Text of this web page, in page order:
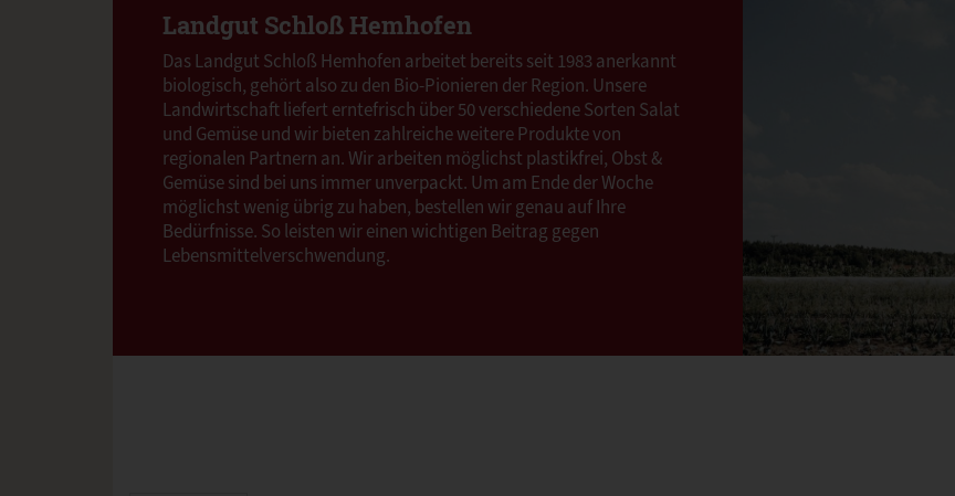
Landgut Schloß Hemhofen
Das Landgut Schloß Hemhofen arbeitet bereits seit 1983 anerkannt
biologisch, gehört also zu den Bio-Pionieren der Region. Unsere
Landwirtschaft liefert erntefrisch über 50 verschiedene Sorten Salat
und Gemüse und wir bieten zahlreiche weitere Produkte von
regionalen Partnern an. Wir arbeiten möglichst plastikfrei, Obst &
Gemüse sind bei uns immer unverpackt. Um am Ende der Woche
möglichst wenig übrig zu haben, bestellen wir genau auf Ihre
Bedürfnisse. So leisten wir einen wichtigen Beitrag gegen
Lebensmittelverschwendung.